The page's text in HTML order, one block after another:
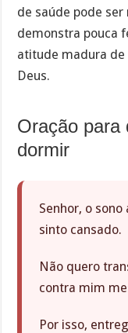
de saúde pode
demonstra pouca
atitude madura de
Deus.
Oração para
dormir
Senhor, o
sinto cansado.
Não quero
contra mim
Por isso,